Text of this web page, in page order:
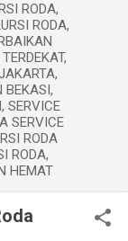
RODA,
RODA,
BEKASI,
SERVICE
SERVICE
RODA
RODA,
HEMAT